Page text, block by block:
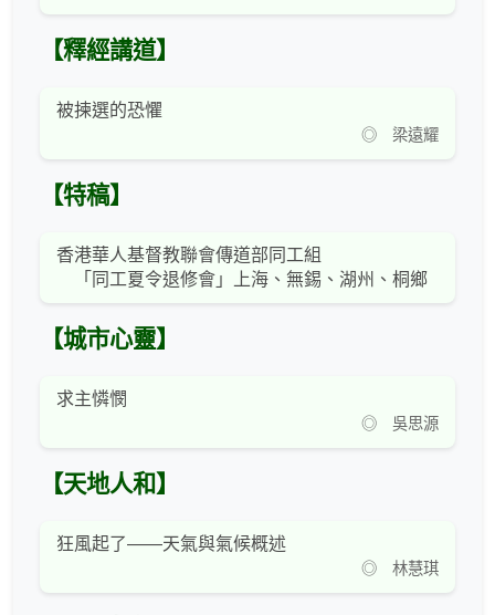
【釋經講道】
被揀選的恐懼
◎ 梁遠耀
【特稿】
香港華人基督教聯會傳道部同工組
「同工夏令退修會」上海、無錫、湖州、桐鄉
【城市心靈】
求主憐憫
◎ 吳思源
【天地人和】
狂風起了——天氣與氣候概述
◎ 林慧琪